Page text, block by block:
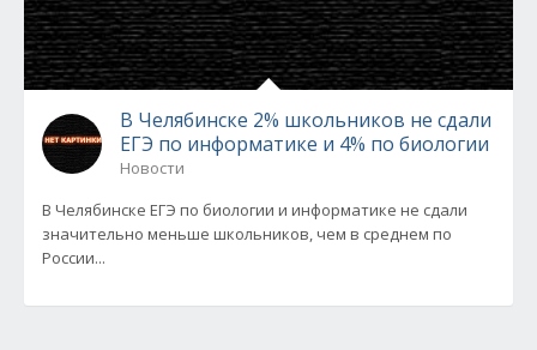
В Челябинске 2% школьников не сдали
ЕГЭ по информатике и 4% по биологии
Новости
В Челябинске ЕГЭ по биологии и информатике не сдали
значительно меньше школьников, чем в среднем по
России...